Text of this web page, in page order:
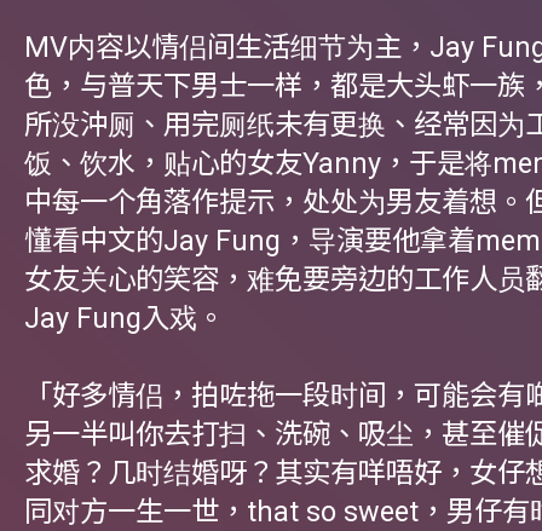
MV内容以情侣间生活细节为主，Jay
色，与普天下男士一样，都是大头虾一族
所没沖厕、用完厕纸未有更换、经常因为
饭、饮水，贴心的女友Yanny，于是将
中每一个角落作提示，处处为男友着想。
懂看中文的Jay Fung，导演要他拿着
女友关心的笑容，难免要旁边的工作人员
Jay Fung入戏。
「好多情侣，拍咗拖一段时间，可能会有
另一半叫你去打扫、洗碗、吸尘，甚至催
求婚？几时结婚呀？其实有咩唔好，女仔
同对方一生一世，that so sweet，男仔有